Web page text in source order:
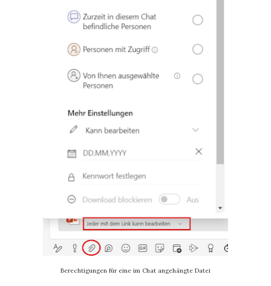
Berechtigungen für eine im Chat angehängte Datei